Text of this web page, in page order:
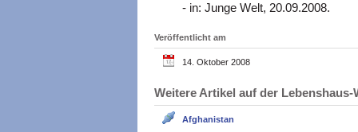
- in: Junge Welt, 20.09.2008.
Veröffentlicht am
14. Oktober 2008
Weitere Artikel auf der
Afghanistan